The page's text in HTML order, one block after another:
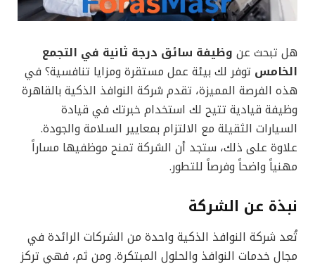
هل تبحث عن وظيفة سائق درجة ثانية في التجمع
الخامس توفر لك بيئة عمل مستقرة ومزايا تنافسية؟ في
هذه الفرصة المميزة، تقدم شركة النوافذ الذكية بالقاهرة
وظيفة قيادية تتيح لك استخدام خبرتك في قيادة
السيارات الثقيلة مع الالتزام بمعايير السلامة والجودة.
علاوة على ذلك، ستجد أن الشركة تمنح موظفيها مساراً
مهنياً واضحاً وفرصاً للتطور.
نبذة عن الشركة
تُعد شركة النوافذ الذكية واحدة من الشركات الرائدة في
مجال خدمات النوافذ والحلول المبتكرة. ومن ثم، فهي تركز